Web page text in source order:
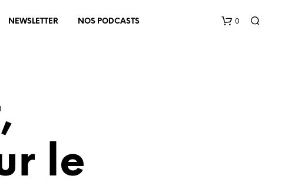
NEWSLETTER NOS PODCASTS 0
le